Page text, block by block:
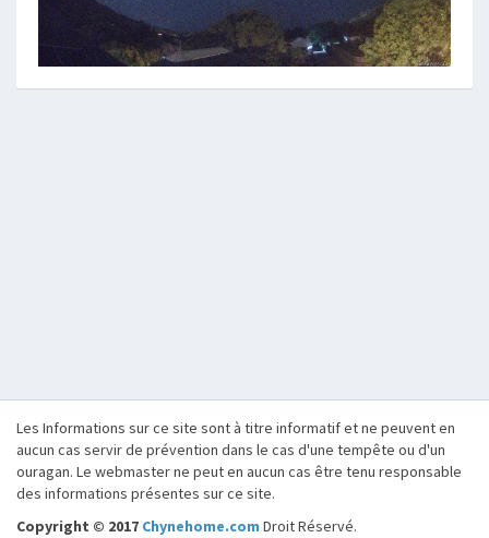
Les Informations sur ce site sont à titre informatif et ne peuvent en
aucun cas servir de prévention dans le cas d'une tempête ou d'un
ouragan. Le webmaster ne peut en aucun cas être tenu responsable
des informations présentes sur ce site.
Copyright © 2017 Chynehome.com Droit Réservé.